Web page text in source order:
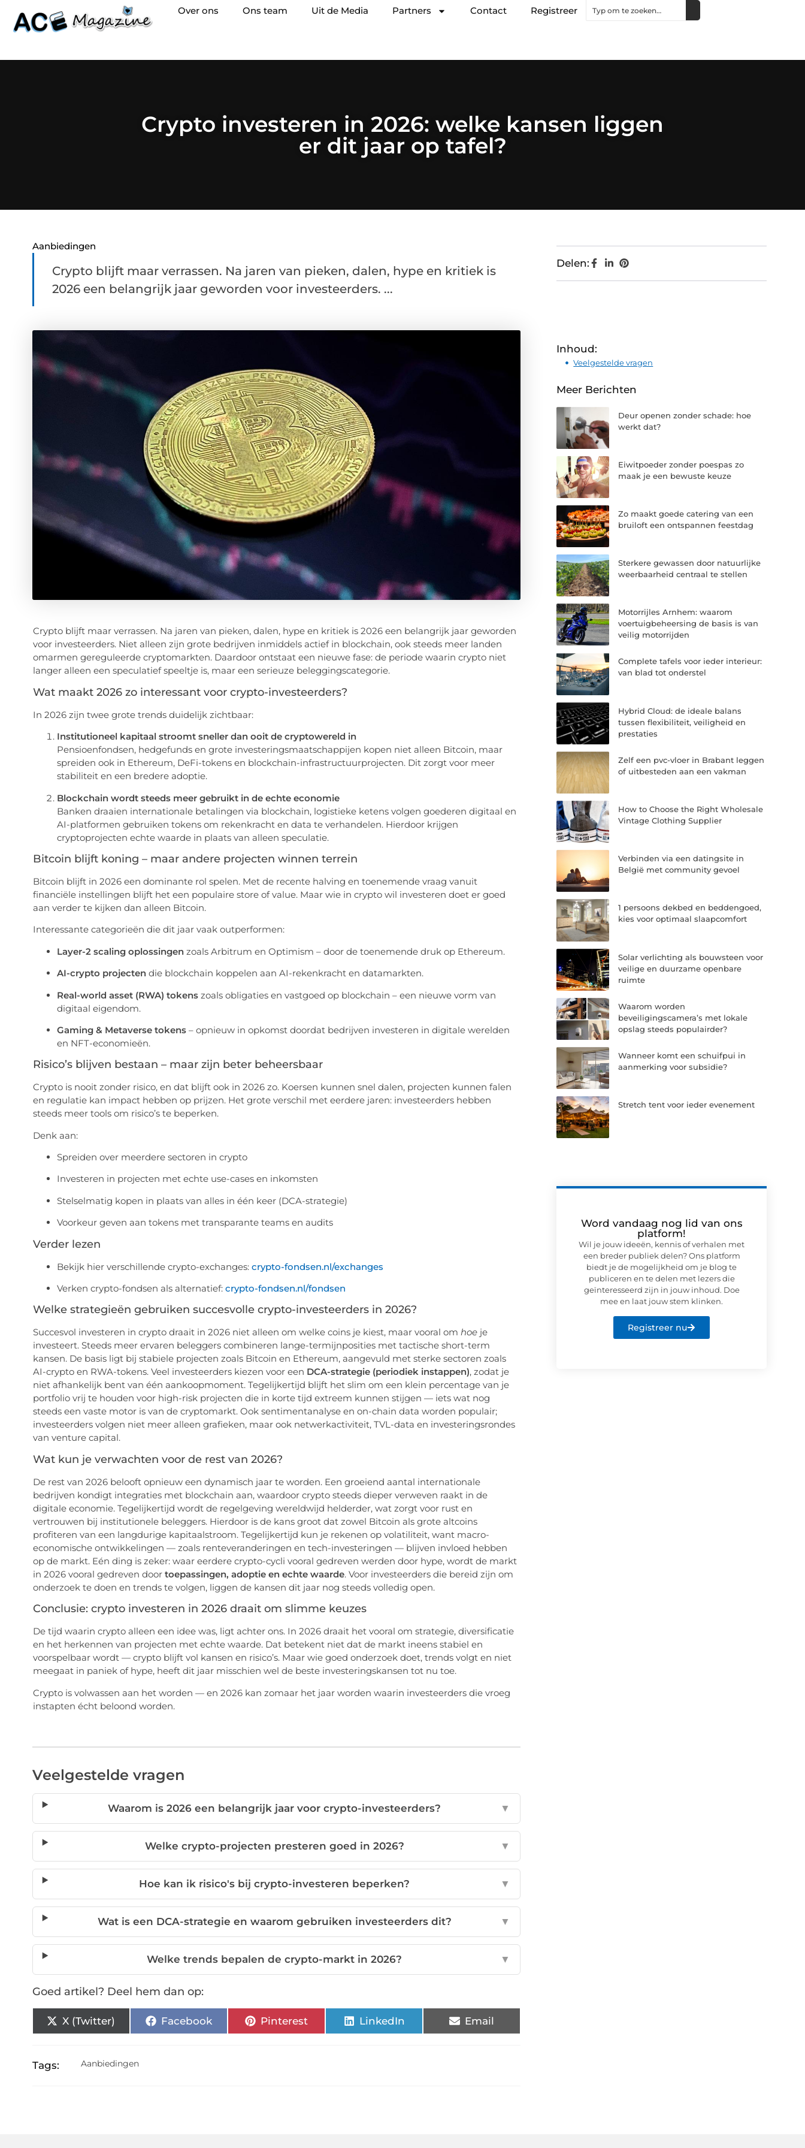
Over ons Ons team Uit de Media Partners Contact Registreer
Crypto investeren in 2026: welke kansen liggen
er dit jaar op tafel?
Aanbiedingen
Crypto blijft maar verrassen. Na jaren van pieken, dalen, hype en kritiek is
2026 een belangrijk jaar geworden voor investeerders. ...
Crypto blijft maar verrassen. Na jaren van pieken, dalen, hype en kritiek is 2026 een belangrijk jaar geworden
voor investeerders. Niet alleen zijn grote bedrijven inmiddels actief in blockchain, ook steeds meer landen
omarmen gereguleerde cryptomarkten. Daardoor ontstaat een nieuwe fase: de periode waarin crypto niet
langer alleen een speculatief speeltje is, maar een serieuze beleggingscategorie.
Wat maakt 2026 zo interessant voor crypto-investeerders?
In 2026 zijn twee grote trends duidelijk zichtbaar:
Institutioneel kapitaal stroomt sneller dan ooit de cryptowereld in
Pensioenfondsen, hedgefunds en grote investeringsmaatschappijen kopen niet alleen Bitcoin, maar
spreiden ook in Ethereum, DeFi-tokens en blockchain-infrastructuurprojecten. Dit zorgt voor meer
stabiliteit en een bredere adoptie.
Blockchain wordt steeds meer gebruikt in de echte economie
Banken draaien internationale betalingen via blockchain, logistieke ketens volgen goederen digitaal en
AI-platformen gebruiken tokens om rekenkracht en data te verhandelen. Hierdoor krijgen
cryptoprojecten echte waarde in plaats van alleen speculatie.
Bitcoin blijft koning – maar andere projecten winnen terrein
Bitcoin blijft in 2026 een dominante rol spelen. Met de recente halving en toenemende vraag vanuit
financiële instellingen blijft het een populaire store of value. Maar wie in crypto wil investeren doet er goed
aan verder te kijken dan alleen Bitcoin.
Interessante categorieën die dit jaar vaak outperformen:
Layer-2 scaling oplossingenzoals Arbitrum en Optimism – door de toenemende druk op Ethereum.
AI-crypto projectendie blockchain koppelen aan AI-rekenkracht en datamarkten.
Real-world asset (RWA) tokenszoals obligaties en vastgoed op blockchain – een nieuwe vorm van
digitaal eigendom.
Gaming & Metaverse tokens– opnieuw in opkomst doordat bedrijven investeren in digitale werelden
en NFT-economieën.
Risico’s blijven bestaan – maar zijn beter beheersbaar
Crypto is nooit zonder risico, en dat blijft ook in 2026 zo. Koersen kunnen snel dalen, projecten kunnen falen
en regulatie kan impact hebben op prijzen. Het grote verschil met eerdere jaren: investeerders hebben
steeds meer tools om risico’s te beperken.
Denk aan:
Spreiden over meerdere sectoren in crypto
Investeren in projecten met echte use-cases en inkomsten
Stelselmatig kopen in plaats van alles in één keer (DCA-strategie)
Voorkeur geven aan tokens met transparante teams en audits
Verder lezen
Bekijk hier verschillende crypto-exchanges: crypto-fondsen.nl/exchanges
Verken crypto-fondsen als alternatief: crypto-fondsen.nl/fondsen
Welke strategieën gebruiken succesvolle crypto-investeerders in 2026?
Succesvol investeren in crypto draait in 2026 niet alleen om welke coins je kiest, maar vooral om hoeje
investeert. Steeds meer ervaren beleggers combineren lange-termijnposities met tactische short-term
kansen. De basis ligt bij stabiele projecten zoals Bitcoin en Ethereum, aangevuld met sterke sectoren zoals
AI-crypto en RWA-tokens. Veel investeerders kiezen voor een DCA-strategie (periodiek instappen), zodat je
niet afhankelijk bent van één aankoopmoment. Tegelijkertijd blijft het slim om een klein percentage van je
portfolio vrij te houden voor high-risk projecten die in korte tijd extreem kunnen stijgen — iets wat nog
steeds een vaste motor is van de cryptomarkt. Ook sentimentanalyse en on-chain data worden populair;
investeerders volgen niet meer alleen grafieken, maar ook netwerkactiviteit, TVL-data en investeringsrondes
van venture capital.
Wat kun je verwachten voor de rest van 2026?
De rest van 2026 belooft opnieuw een dynamisch jaar te worden. Een groeiend aantal internationale
bedrijven kondigt integraties met blockchain aan, waardoor crypto steeds dieper verweven raakt in de
digitale economie. Tegelijkertijd wordt de regelgeving wereldwijd helderder, wat zorgt voor rust en
vertrouwen bij institutionele beleggers. Hierdoor is de kans groot dat zowel Bitcoin als grote altcoins
profiteren van een langdurige kapitaalstroom. Tegelijkertijd kun je rekenen op volatiliteit, want macro-
economische ontwikkelingen — zoals renteveranderingen en tech-investeringen — blijven invloed hebben
op de markt. Eén ding is zeker: waar eerdere crypto-cycli vooral gedreven werden door hype, wordt de markt
in 2026 vooral gedreven door toepassingen, adoptie en echte waarde. Voor investeerders die bereid zijn om
onderzoek te doen en trends te volgen, liggen de kansen dit jaar nog steeds volledig open.
Conclusie: crypto investeren in 2026 draait om slimme keuzes
De tijd waarin crypto alleen een idee was, ligt achter ons. In 2026 draait het vooral om strategie, diversificatie
en het herkennen van projecten met echte waarde. Dat betekent niet dat de markt ineens stabiel en
voorspelbaar wordt — crypto blijft vol kansen en risico’s. Maar wie goed onderzoek doet, trends volgt en niet
meegaat in paniek of hype, heeft dit jaar misschien wel de beste investeringskansen tot nu toe.
Crypto is volwassen aan het worden — en 2026 kan zomaar het jaar worden waarin investeerders die vroeg
instapten écht beloond worden.
Veelgestelde vragen
Waarom is 2026 een belangrijk jaar voor crypto-investeerders? ▼
Welke crypto-projecten presteren goed in 2026? ▼
Hoe kan ik risico's bij crypto-investeren beperken? ▼
Wat is een DCA-strategie en waarom gebruiken investeerders dit? ▼
Welke trends bepalen de crypto-markt in 2026? ▼
Goed artikel? Deel hem dan op:
X (Twitter) Facebook Pinterest LinkedIn Email
Tags: Aanbiedingen
Delen:
Inhoud:
Veelgestelde vragen
Meer Berichten
Deur openen zonder schade: hoe
werkt dat?
Eiwitpoeder zonder poespas zo
maak je een bewuste keuze
Zo maakt goede catering van een
bruiloft een ontspannen feestdag
Sterkere gewassen door natuurlijke
weerbaarheid centraal te stellen
Motorrijles Arnhem: waarom
voertuigbeheersing de basis is van
veilig motorrijden
Complete tafels voor ieder interieur:
van blad tot onderstel
Hybrid Cloud: de ideale balans
tussen flexibiliteit, veiligheid en
prestaties
Zelf een pvc-vloer in Brabant leggen
of uitbesteden aan een vakman
How to Choose the Right Wholesale
Vintage Clothing Supplier
Verbinden via een datingsite in
België met community gevoel
1 persoons dekbed en beddengoed,
kies voor optimaal slaapcomfort
Solar verlichting als bouwsteen voor
veilige en duurzame openbare
ruimte
Waarom worden
beveiligingscamera’s met lokale
opslag steeds populairder?
Wanneer komt een schuifpui in
aanmerking voor subsidie?
Stretch tent voor ieder evenement
Word vandaag nog lid van ons
platform!
Wil je jouw ideeën, kennis of verhalen met
een breder publiek delen? Ons platform
biedt je de mogelijkheid om je blog te
publiceren en te delen met lezers die
geïnteresseerd zijn in jouw inhoud. Doe
mee en laat jouw stem klinken.
Registreer nu